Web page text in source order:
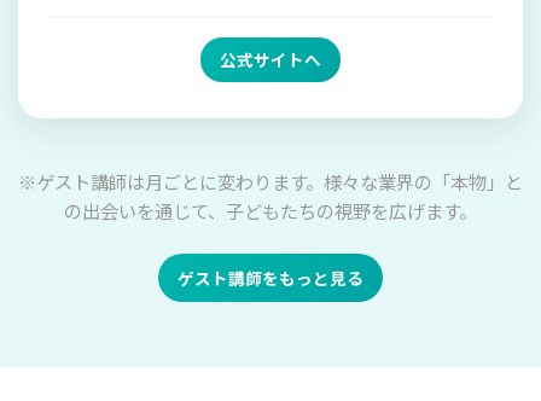
公式サイトへ
※ゲスト講師は月ごとに変わります。様々な業界の「本物」と
の出会いを通じて、子どもたちの視野を広げます。
ゲスト講師をもっと見る